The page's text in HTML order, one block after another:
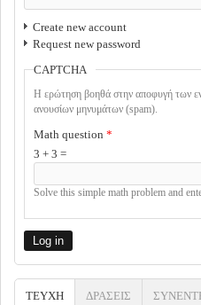
Create new account
Request new password
CAPTCHA
Η ερώτηση βοηθά στην αποφυγή των
ανουσίων μηνυμάτων (spam).
Math question *
3 + 3 =
Solve this simple math problem and
ΤΕΥΧΗ (ACTIVE TAB)
ΔΡΑΣΕΙΣ